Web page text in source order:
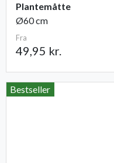
Plantemåtte
Ø60 cm
Fra
49,95 kr.
Bestseller